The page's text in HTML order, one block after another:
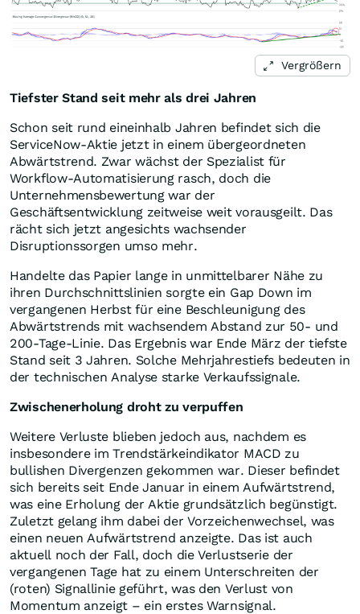
Vergrößern
Tiefster Stand seit mehr als drei Jahren
Schon seit rund eineinhalb Jahren befindet sich die
ServiceNow-Aktie jetzt in einem übergeordneten
Abwärtstrend. Zwar wächst der Spezialist für
Workflow-Automatisierung rasch, doch die
Unternehmensbewertung war der
Geschäftsentwicklung zeitweise weit vorausgeilt. Das
rächt sich jetzt angesichts wachsender
Disruptionssorgen umso mehr.
Handelte das Papier lange in unmittelbarer Nähe zu
ihren Durchschnittslinien sorgte ein Gap Down im
vergangenen Herbst für eine Beschleunigung des
Abwärtstrends mit wachsendem Abstand zur 50- und
200-Tage-Linie. Das Ergebnis war Ende März der tiefste
Stand seit 3 Jahren. Solche Mehrjahrestiefs bedeuten in
der technischen Analyse starke Verkaufssignale.
Zwischenerholung droht zu verpuffen
Weitere Verluste blieben jedoch aus, nachdem es
insbesondere im Trendstärkeindikator MACD zu
bullishen Divergenzen gekommen war. Dieser befindet
sich bereits seit Ende Januar in einem Aufwärtstrend,
was eine Erholung der Aktie grundsätzlich begünstigt.
Zuletzt gelang ihm dabei der Vorzeichenwechsel, was
einen neuen Aufwärtstrend anzeigte. Das ist auch
aktuell noch der Fall, doch die Verlustserie der
vergangenen Tage hat zu einem Unterschreiten der
(roten) Signallinie geführt, was den Verlust von
Momentum anzeigt – ein erstes Warnsignal.